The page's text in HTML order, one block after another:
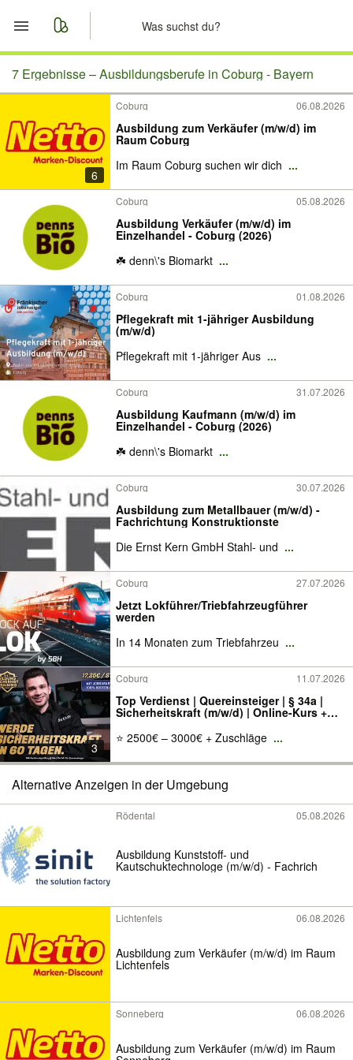
Start
Nachrichten
Anzeige aufgeben
7 Ergebnisse –Ausbildungsberufe in Coburg - Bayern
6
Coburg 06.08.2026
Ausbildung zum Verkäufer (m/w/d) im
Raum Coburg
Im Raum Coburg suchen wir dich ...
Coburg 05.08.2026
Ausbildung Verkäufer (m/w/d) im
Einzelhandel - Coburg (2026)
☘️ denn\'s Biomarkt ...
Coburg 01.08.2026
Pflegekraft mit 1-jähriger Ausbildung
(m/w/d)
Pflegekraft mit 1-jähriger Aus ...
Coburg 31.07.2026
Ausbildung Kaufmann (m/w/d) im
Einzelhandel - Coburg (2026)
☘️ denn\'s Biomarkt ...
Coburg 30.07.2026
Ausbildung zum Metallbauer (m/w/d) -
Fachrichtung Konstruktionste
Die Ernst Kern GmbH Stahl- und ...
Coburg 27.07.2026
Jetzt Lokführer/Triebfahrzeugführer
werden
In 14 Monaten zum Triebfahrzeu ...
3
Coburg 11.07.2026
Top Verdienst | Quereinsteiger | § 34a |
Sicherheitskraft (m/w/d) | Online-Kurs +
≈ 3000€ monatlich | Coburg
⭐ 2500€ – 3000€ + Zuschläge ...
Alternative Anzeigen in der Umgebung
Rödental 05.08.2026
Ausbildung Kunststoff- und
Kautschuktechnologe (m/w/d) - Fachrich
Lichtenfels 06.08.2026
Ausbildung zum Verkäufer (m/w/d) im Raum
Lichtenfels
Sonneberg 06.08.2026
Ausbildung zum Verkäufer (m/w/d) im Raum